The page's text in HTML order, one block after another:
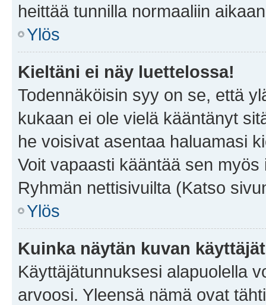
heittää tunnilla normaaliin
Ylös
Kieltäni ei näy luettelossa!
Todennäköisin syy on se, että
kukaan ei ole vielä kääntänyt
he voisivat asentaa haluamasi
Voit vapaasti kääntää sen
Ryhmän nettisivuilta (Katso
Ylös
Kuinka näytän kuvan
Käyttäjätunnuksesi alapuolella
arvoosi. Yleensä nämä ovat